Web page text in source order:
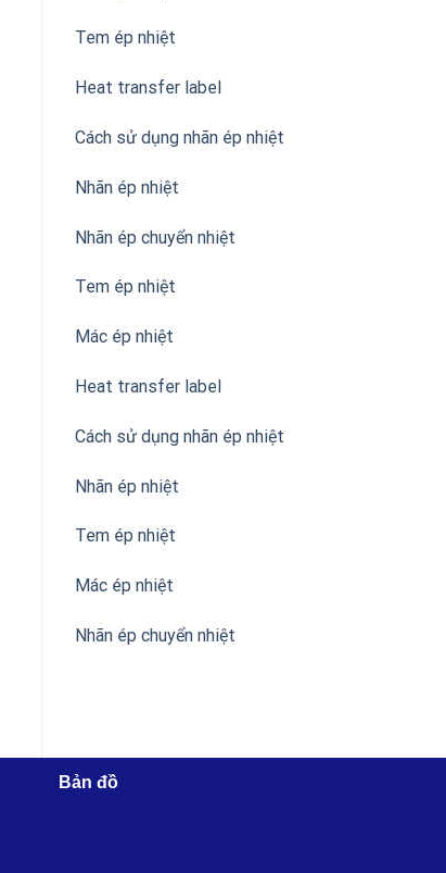
Tem ép nhiệt
Heat transfer label
Cách sử dụng nhãn ép nhiệt
Nhãn ép nhiệt
Nhãn ép chuyển nhiệt
Tem ép nhiệt
Mác ép nhiệt
Heat transfer label
Cách sử dụng nhãn ép nhiệt
Nhãn ép nhiệt
Tem ép nhiệt
Mác ép nhiệt
Nhãn ép chuyển nhiệt
Bản đồ